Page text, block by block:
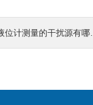
测量的干扰源有哪些吗？